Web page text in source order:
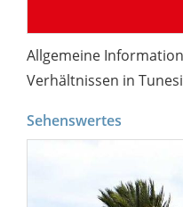
Allgemeine
Verhältnissen in
Sehenswertes